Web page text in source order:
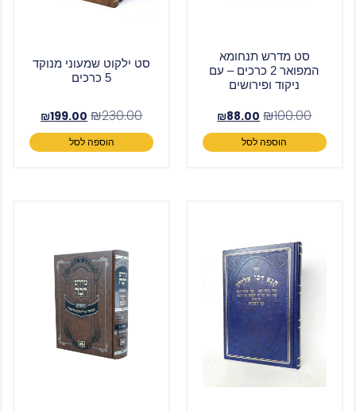
סט מדרש תנחומא
המפואר 2 כרכים – עם
ניקוד ופירושים
₪100.00
₪88.00
הוספה לסל
סט ילקוט שמעוני מנוקד
5 כרכים
₪230.00
₪199.00
הוספה לסל